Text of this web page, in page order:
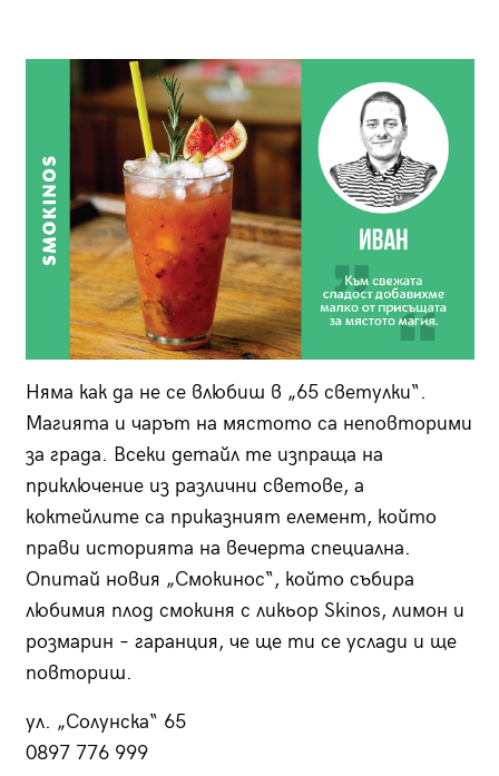
Няма как да не се влюбиш в „65 светулки“.
Магията и чарът на мястото са неповторими
за града. Всеки детайл те изпраща на
приключение из различни светове, а
коктейлите са приказният елемент, който
прави историята на вечерта специална.
Опитай новия „Смокинос“, който събира
любимия плод смокиня с ликьор Skinos, лимон и
розмарин – гаранция, че ще ти се услади и ще
повториш.
ул. „Солунска“ 65
0897 776 999